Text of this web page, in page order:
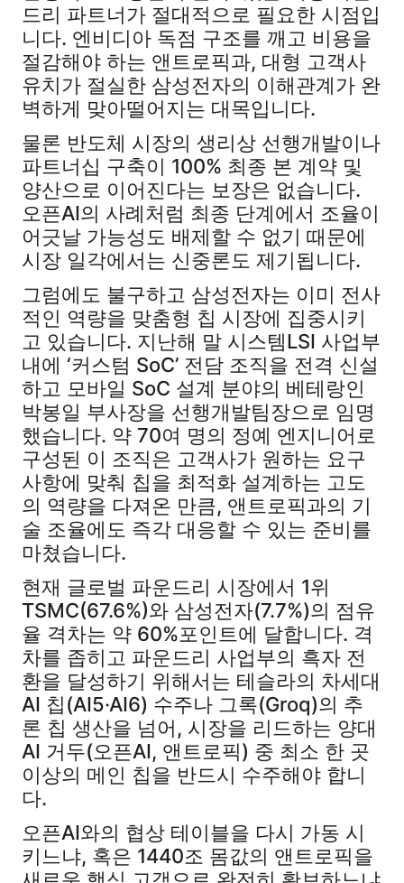
드리 파트너가 절대적으로 필요한 시점입
니다. 엔비디아 독점 구조를 깨고 비용을
절감해야 하는 앤트로픽과, 대형 고객사
유치가 절실한 삼성전자의 이해관계가 완
벽하게 맞아떨어지는 대목입니다.
물론 반도체 시장의 생리상 선행개발이나
파트너십 구축이 100% 최종 본 계약 및
양산으로 이어진다는 보장은 없습니다.
오픈AI의 사례처럼 최종 단계에서 조율이
어긋날 가능성도 배제할 수 없기 때문에
시장 일각에서는 신중론도 제기됩니다.
그럼에도 불구하고 삼성전자는 이미 전사
적인 역량을 맞춤형 칩 시장에 집중시키
고 있습니다. 지난해 말 시스템LSI 사업부
내에 ‘커스텀 SoC’ 전담 조직을 전격 신설
하고 모바일 SoC 설계 분야의 베테랑인
박봉일 부사장을 선행개발팀장으로 임명
했습니다. 약 70여 명의 정예 엔지니어로
구성된 이 조직은 고객사가 원하는 요구
사항에 맞춰 칩을 최적화 설계하는 고도
의 역량을 다져온 만큼, 앤트로픽과의 기
술 조율에도 즉각 대응할 수 있는 준비를
마쳤습니다.
현재 글로벌 파운드리 시장에서 1위
TSMC(67.6%)와 삼성전자(7.7%)의 점유
율 격차는 약 60%포인트에 달합니다. 격
차를 좁히고 파운드리 사업부의 흑자 전
환을 달성하기 위해서는 테슬라의 차세대
AI 칩(AI5·AI6) 수주나 그록(Groq)의 추
론 칩 생산을 넘어, 시장을 리드하는 양대
AI 거두(오픈AI, 앤트로픽) 중 최소 한 곳
이상의 메인 칩을 반드시 수주해야 합니
다.
오픈AI와의 협상 테이블을 다시 가동 시
키느냐, 혹은 1440조 몸값의 앤트로픽을